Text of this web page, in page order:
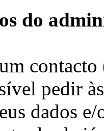
do
pedir
dados